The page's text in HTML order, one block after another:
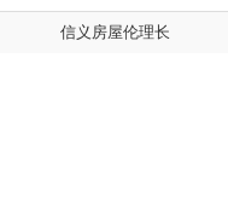
信义房屋伦理长